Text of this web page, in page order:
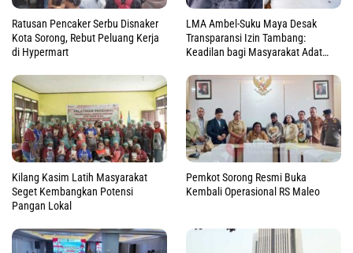
Ratusan Pencaker Serbu Disnaker
Kota Sorong, Rebut Peluang Kerja
di Hypermart
LMA Ambel-Suku Maya Desak
Transparansi Izin Tambang:
Keadilan bagi Masyarakat Adat
Kilang Kasim Latih Masyarakat
Seget Kembangkan Potensi
Pangan Lokal
Pemkot Sorong Resmi Buka
Kembali Operasional RS Maleo